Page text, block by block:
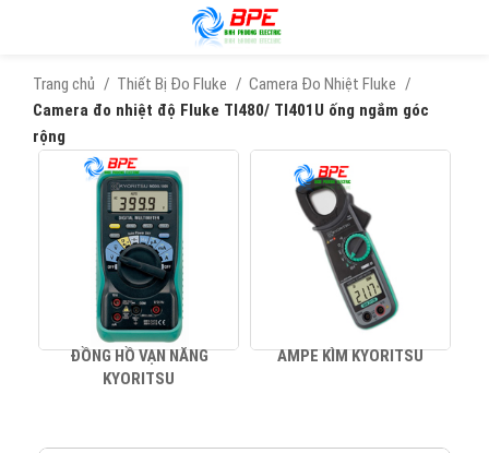
Trang chủ Thiết Bị Đo Fluke
Camera Đo Nhiệt Fluke
Camera đo nhiệt độ Fluke TI480/ TI401U ống ngắm góc
rộng
ĐỒNG HỒ VẠN NĂNG
KYORITSU
AMPE KÌM KYORITSU